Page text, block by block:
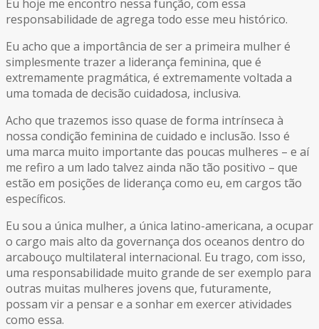
Eu hoje me encontro nessa função, com essa
responsabilidade de agrega todo esse meu histórico.
Eu acho que a importância de ser a primeira mulher é
simplesmente trazer a liderança feminina, que é
extremamente pragmática, é extremamente voltada a
uma tomada de decisão cuidadosa, inclusiva.
Acho que trazemos isso quase de forma intrínseca à
nossa condição feminina de cuidado e inclusão. Isso é
uma marca muito importante das poucas mulheres – e aí
me refiro a um lado talvez ainda não tão positivo – que
estão em posições de liderança como eu, em cargos tão
específicos.
Eu sou a única mulher, a única latino-americana, a ocupar
o cargo mais alto da governança dos oceanos dentro do
arcabouço multilateral internacional. Eu trago, com isso,
uma responsabilidade muito grande de ser exemplo para
outras muitas mulheres jovens que, futuramente,
possam vir a pensar e a sonhar em exercer atividades
como essa.